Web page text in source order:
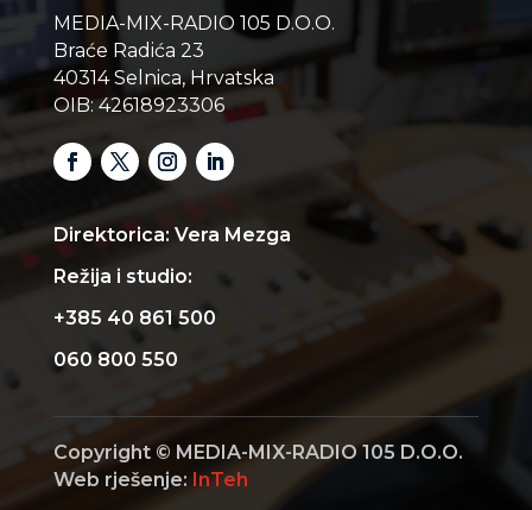
MEDIA-MIX-RADIO 105 D.O.O.
Braće Radića 23
40314 Selnica, Hrvatska
OIB: 42618923306
Direktorica: Vera Mezga
Režija i studio:
+385 40 861 500
060 800 550
Copyright © MEDIA-MIX-RADIO 105 D.O.O.
Web rješenje: InTeh